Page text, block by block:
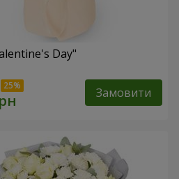
Day"
Замовити